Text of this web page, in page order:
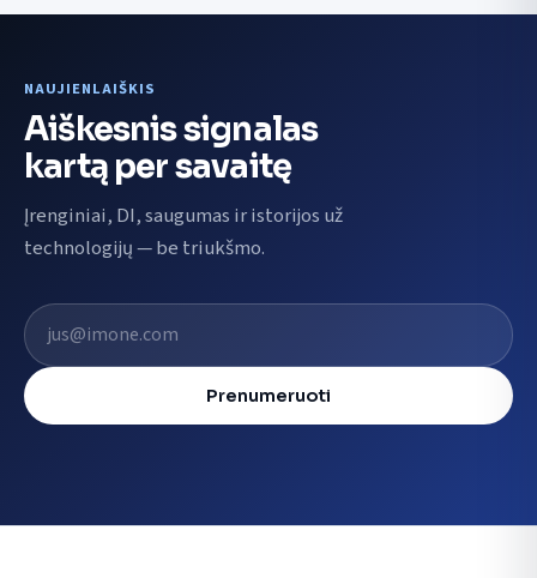
NAUJIENLAIŠKIS
Aiškesnis signalas
kartą per savaitę
Įrenginiai, DI, saugumas ir istorijos už
technologijų — be triukšmo.
El. pašto adresas
Prenumeruoti